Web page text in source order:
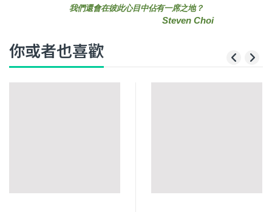
我們還會在彼此心目中佔有一席之地？
Steven Choi
你或者也喜歡